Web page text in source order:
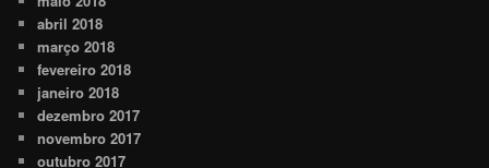
abril 2018
março 2018
fevereiro 2018
janeiro 2018
dezembro 2017
novembro 2017
outubro 2017